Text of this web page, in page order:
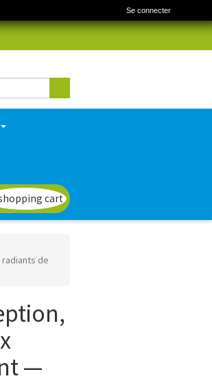
Se connecter
de
recherche
de
—